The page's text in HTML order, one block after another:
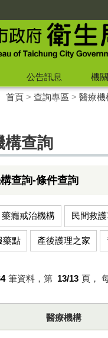
公告訊息 機
首頁> 查詢專區 > 醫療機
構查詢
查詢-條件查詢
藥癮戒治機構 民間救
藥點 產後護理之家
筆資料，第 13/13 頁，
醫療機構